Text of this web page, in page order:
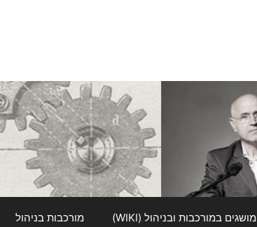
מושגים במורכבות ובניהול (WIKI) מורכבות בניהול